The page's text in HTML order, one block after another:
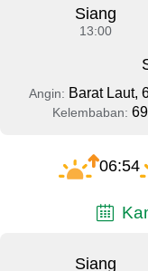
Siang
13:00
Angin: Barat Laut,
Kelembaban:
06:54
Siang